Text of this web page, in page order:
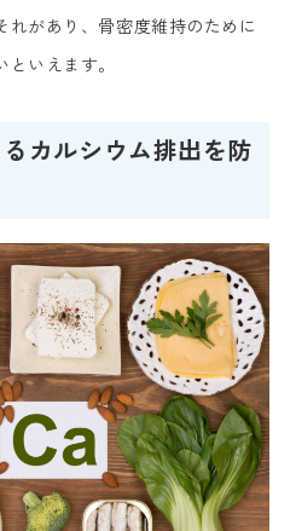
れがあり、骨密度維持のために
いえます。
カルシウム排出を防